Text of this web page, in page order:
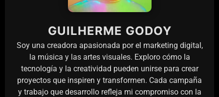
GUILHERME GODOY
Soy una creadora apasionada por el marketing digital,
la música y las artes visuales. Exploro cómo la
tecnología y la creatividad pueden unirse para crear
proyectos que inspiren y transformen. Cada campaña
y trabajo que desarrollo refleja mi compromiso con la